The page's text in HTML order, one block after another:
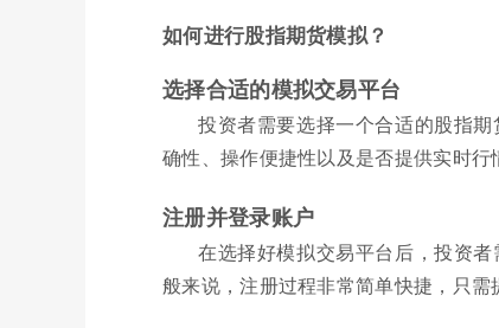
如何进行股指期货模拟？
选择合适的模拟交易平台
投资者需要选择一个合适的股指
确性、操作便捷性以及是否提供实时行
注册并登录账户
在选择好模拟交易平台后，投资
般来说，注册过程非常简单快捷，只需